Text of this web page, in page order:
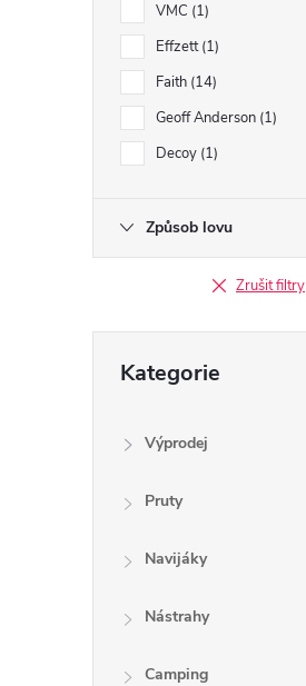
VMC 1
Effzett 1
Faith 14
Geoff Anderson 1
Decoy 1
Způsob lovu
Zrušit filtry
kategorie
Kategorie
Výprodej
Pruty
Navijáky
Nástrahy
Camping